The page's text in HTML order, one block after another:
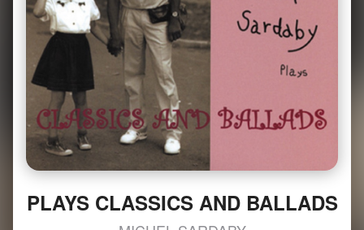
PLAYS CLASSICS AND BALLADS